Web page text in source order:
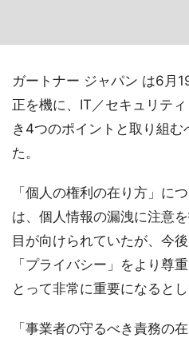
ガートナー ジャパン は6月
正を機に、IT／セキュリテ
き4つのポイントと取り組む
た。
「個人の権利の在り方」に
は、個人情報の漏洩に注意
目が向けられていたが、今
「プライバシー」をより尊
とって非常に重要になるとし
「事業者の守るべき責務の